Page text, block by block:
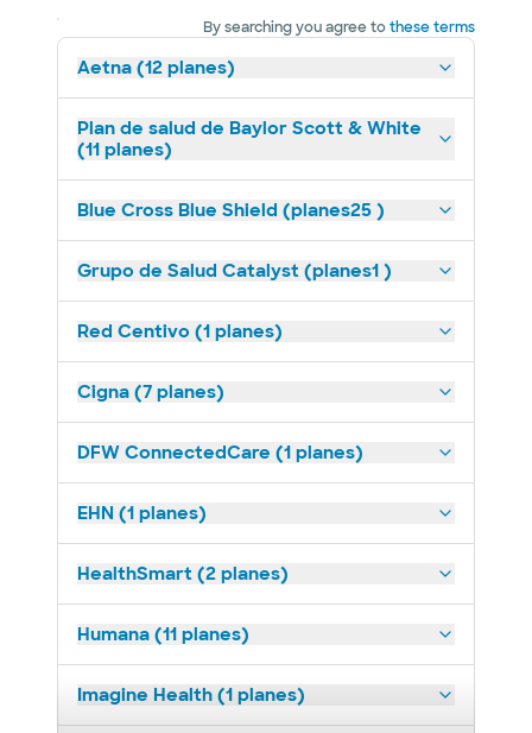
By searching you agree tothese terms
Aetna (12 planes)
Plan de salud de Baylor Scott & White
(11 planes)
Blue Cross Blue Shield (planes25 )
Grupo de Salud Catalyst (planes1 )
Red Centivo (1 planes)
Cigna (7 planes)
DFW ConnectedCare (1 planes)
EHN (1 planes)
HealthSmart (2 planes)
Humana (11 planes)
Imagine Health (1 planes)